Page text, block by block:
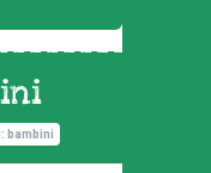
bambini